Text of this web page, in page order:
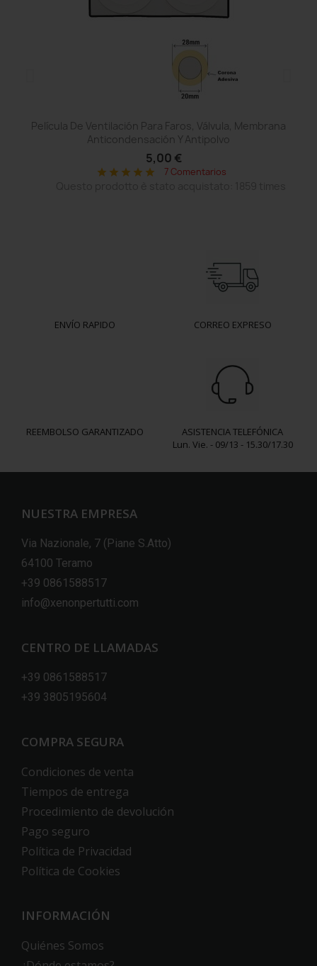
Película De Ventilación Para Faros, Válvula, Membrana
Anticondensación Y Antipolvo
5,00 €
star star star star star 7 Comentarios
ENVÍO RAPIDO CORREO EXPRESO
REEMBOLSO GARANTIZADO
ASISTENCIA TELEFÓNICA
Lun. Vie. - 09/13 - 15.30/17.30
NUESTRA EMPRESA
Via Nazionale, 7 (Piane S.Atto)
64100 Teramo
+39 0861588517
info@xenonpertutti.com
CENTRO DE LLAMADAS
+39 0861588517
+39 3805195604
COMPRA SEGURA
Condiciones de venta
Tiempos de entrega
Procedimiento de devolución
Pago seguro
Política de Privacidad
Política de Cookies
INFORMACIÓN
Quiénes Somos